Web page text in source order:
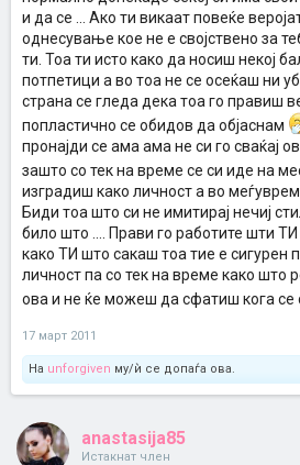
и да се ... Ако ти викаат повеќе
однесување кое не е својствено за
ти. Тоа ти исто како да носиш некој
потпетици а во тоа не се осеќаш ни
страна се гледа дека тоа го правиш
попластично се обидов да објаснам
пронајди се ама ама не си го сваќај
зашто со тек на време се си иде на
изградиш како личност а во
Биди тоа што си не имитирај нечиј
било што .... Прави го работите шти ТИ
како ТИ што сакаш тоа тие е сигурен
личност па со тек на време како што
ова и не ќе можеш да сфатиш кога се
17 март 2011
На unforgiven му/ѝ се допаѓа ова.
anastasija85
Истакнат член